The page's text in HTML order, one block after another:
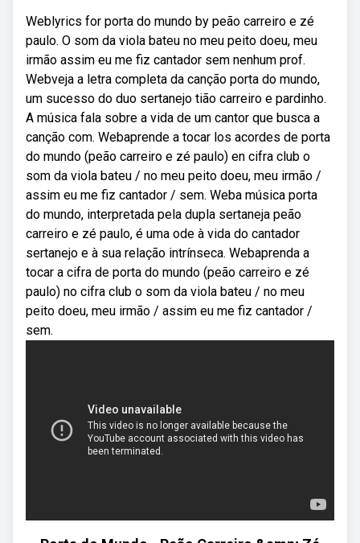
Weblyrics for porta do mundo by peão carreiro e zé
paulo. O som da viola bateu no meu peito doeu, meu
irmão assim eu me fiz cantador sem nenhum prof.
Webveja a letra completa da canção porta do mundo,
um sucesso do duo sertanejo tião carreiro e pardinho.
A música fala sobre a vida de um cantor que busca a
canção com. Webaprende a tocar los acordes de porta
do mundo (peão carreiro e zé paulo) en cifra club o
som da viola bateu / no meu peito doeu, meu irmão /
assim eu me fiz cantador / sem. Weba música porta
do mundo, interpretada pela dupla sertaneja peão
carreiro e zé paulo, é uma ode à vida do cantador
sertanejo e à sua relação intrínseca. Webaprenda a
tocar a cifra de porta do mundo (peão carreiro e zé
paulo) no cifra club o som da viola bateu / no meu
peito doeu, meu irmão / assim eu me fiz cantador /
sem.